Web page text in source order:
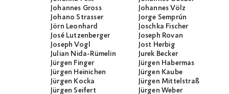
Johannes Gross
Johannes Völz
Johano Strasser
Jorge Semprún
Jörn Leonhard
Joschka Fischer
José Lutzenberger
Joseph Rovan
Joseph Vogl
Jost Herbig
Julian Nida-Rümelin
Jurek Becker
Jürgen Finger
Jürgen Habermas
Jürgen Heinichen
Jürgen Kaube
Jürgen Kocka
Jürgen Mittelstraß
Jürgen Seifert
Jürgen Weber